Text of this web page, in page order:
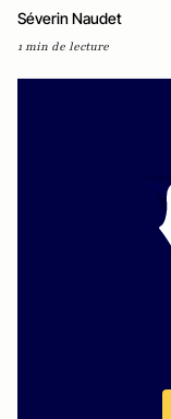
Séverin Naudet
1 min de lecture